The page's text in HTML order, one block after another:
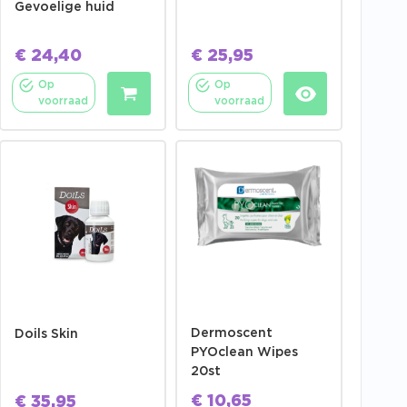
Gevoelige huid
€ 24,40
Op
voorraad
€ 25,95
Op
voorraad
Doils Skin
€ 35,95
Dermoscent
PYOclean Wipes
20st
€ 10,65